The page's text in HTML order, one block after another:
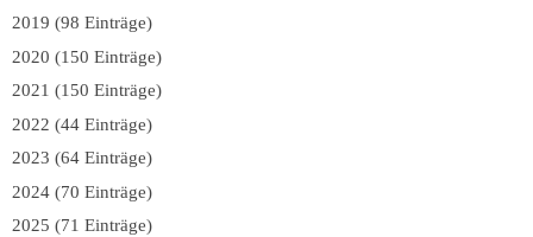
2019 (98 Einträge)
2020 (150 Einträge)
2021 (150 Einträge)
2022 (44 Einträge)
2023 (64 Einträge)
2024 (70 Einträge)
2025 (71 Einträge)